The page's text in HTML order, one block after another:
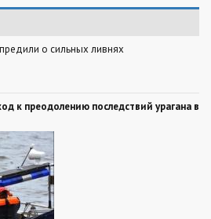
о сильных ливнях
к преодолению последствий урагана в